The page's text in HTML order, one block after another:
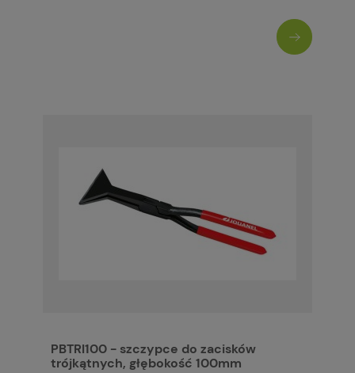
PBTRI100 - szczypce do zacisków
trójkątnych, głębokość 100mm